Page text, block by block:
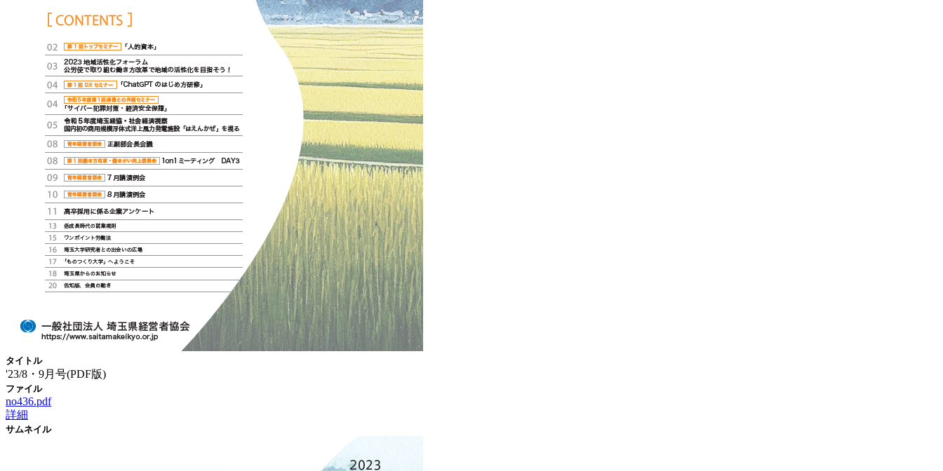
タイトル
'23/8・9月号(PDF版)
ファイル
no436.pdf
詳細
サムネイル